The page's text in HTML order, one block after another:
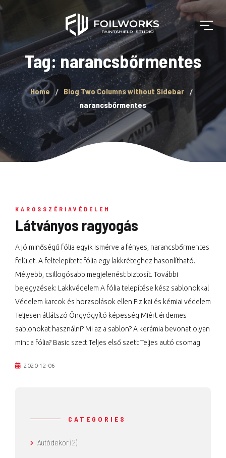
Tag: narancsbőrmentes
Home
Blog Two Columns without Sidebar
narancsbőrmentes
KAROSSZÉRIAVÉDELEM
Látványos ragyogás
A jó minőségű fólia egyik ismérve a fényes, narancsbőrmentes
felület. A feltelepített fólia egy lakkréteghez hasonlítható.
Mélyebb, csillogósabb megjelenést biztosít. További
bejegyzések: Lakkvédelem A fólia telepítése kész sablonokkal
Védelem karcok és horzsolások ellen Fizikai és kémiai védelem
Teljesen átlátszó Öngyógyító képesség Miért érdemes
sablonokat használni? Mi az a sablon? A kerámia bevonat olyan
mint a fólia? Basic szett Teljes első szett Teljes autó csomag
2020-12-06
CATEGORIES
Autódekor(2)